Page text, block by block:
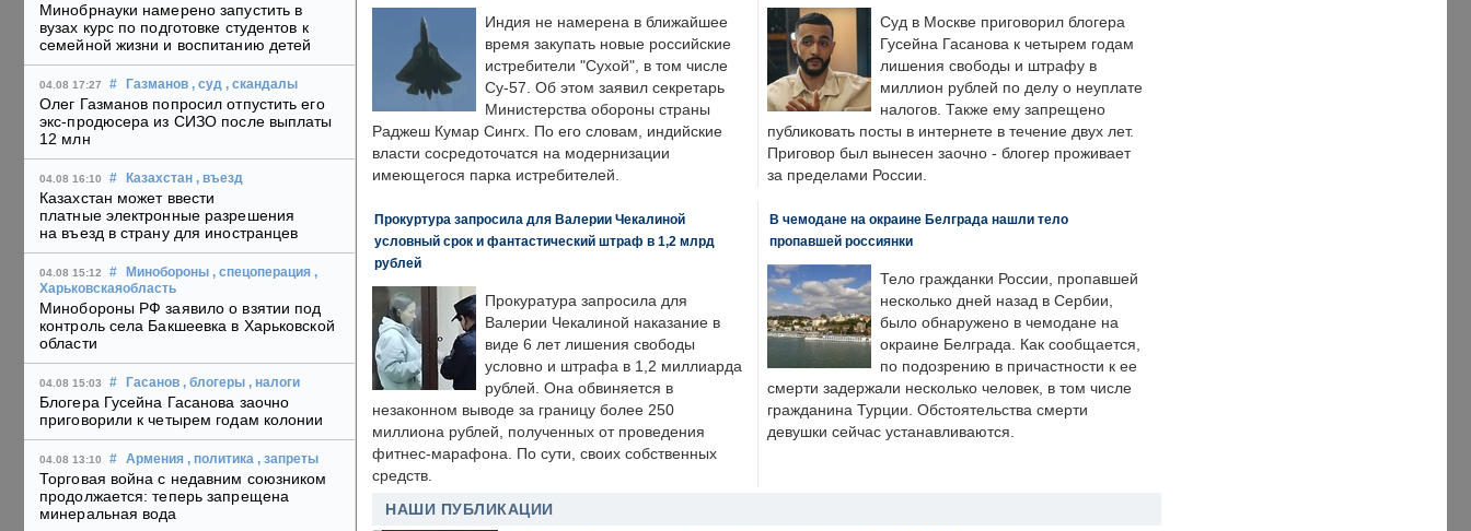
Минобрнауки намерено запустить в
вузах курс по подготовке студентов к
семейной жизни и воспитанию детей
04.08 17:27 # Газманов , суд , скандалы
Олег Газманов попросил отпустить его
экс-продюсера из СИЗО после выплаты
12 млн
04.08 16:10 # Казахстан , въезд
Казахстан может ввести
платные электронные разрешения
на въезд в страну для иностранцев
04.08 15:12 # Минобороны , спецоперация ,
Харьковскаяобласть
Минобороны РФ заявило о взятии под
контроль села Бакшеевка в Харьковской
области
04.08 15:03 # Гасанов , блогеры , налоги
Блогера Гусейна Гасанова заочно
приговорили к четырем годам колонии
04.08 13:10 # Армения , политика , запреты
Торговая война с недавним союзником
продолжается: теперь запрещена
минеральная вода
Индия не намерена в ближайшее
время закупать новые российские
истребители "Сухой", в том числе
Су-57. Об этом заявил секретарь
Министерства обороны страны
Раджеш Кумар Сингх. По его словам, индийские
власти сосредоточатся на модернизации
имеющегося парка истребителей.
Суд в Москве приговорил блогера
Гусейна Гасанова к четырем годам
лишения свободы и штрафу в
миллион рублей по делу о неуплате
налогов. Также ему запрещено
публиковать посты в интернете в течение двух лет.
Приговор был вынесен заочно - блогер проживает
за пределами России.
Прокуртура запросила для Валерии Чекалиной
условный срок и фантастический штраф в 1,2 млрд
рублей
Прокуратура запросила для
Валерии Чекалиной наказание в
виде 6 лет лишения свободы
условно и штрафа в 1,2 миллиарда
рублей. Она обвиняется в
незаконном выводе за границу более 250
миллиона рублей, полученных от проведения
фитнес-марафона. По сути, своих собственных
средств.
В чемодане на окраине Белграда нашли тело
пропавшей россиянки
Тело гражданки России, пропавшей
несколько дней назад в Сербии,
было обнаружено в чемодане на
окраине Белграда. Как сообщается,
по подозрению в причастности к ее
смерти задержали несколько человек, в том числе
гражданина Турции. Обстоятельства смерти
девушки сейчас устанавливаются.
НАШИ ПУБЛИКАЦИИ